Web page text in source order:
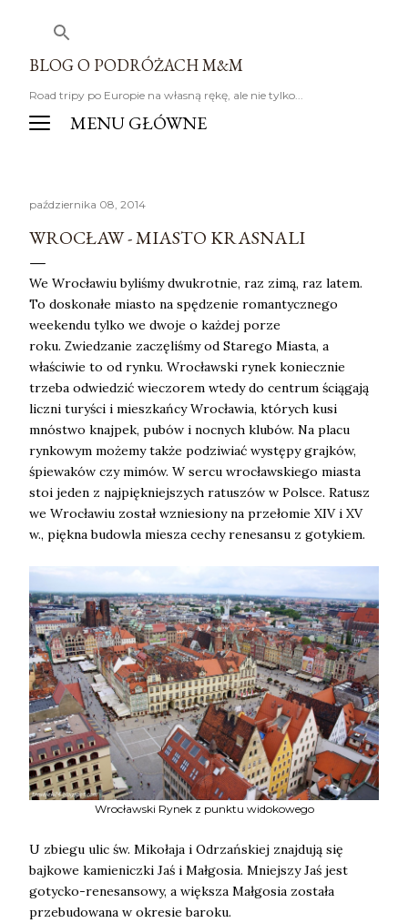
BLOG O PODRÓŻACH M&M
Road tripy po Europie na własną rękę, ale nie tylko...
października 08, 2014
WROCŁAW - MIASTO KRASNALI
We Wrocławiu byliśmy dwukrotnie, raz zimą, raz latem.
To doskonałe miasto na spędzenie romantycznego
weekendu tylko we dwoje o każdej porze
roku. Zwiedzanie zaczęliśmy od Starego Miasta, a
właściwie to od rynku. Wrocławski rynek koniecznie
trzeba odwiedzić wieczorem wtedy do centrum ściągają
liczni turyści i mieszkańcy Wrocławia, których kusi
mnóstwo knajpek, pubów i nocnych klubów. Na placu
rynkowym możemy także podziwiać występy grajków,
śpiewaków czy mimów. W sercu wrocławskiego miasta
stoi jeden z najpiękniejszych ratuszów w Polsce. Ratusz
we Wrocławiu został wzniesiony na przełomie XIV i XV
w., piękna budowla miesza cechy renesansu z gotykiem.
Wrocławski Rynek z punktu widokowego
U zbiegu ulic św. Mikołaja i Odrzańskiej znajdują się
bajkowe kamieniczki Jaś i Małgosia. Mniejszy Jaś jest
gotycko-renesansowy, a większa Małgosia została
przebudowana w okresie baroku.